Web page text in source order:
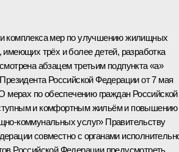
комплекса мер по улучшению жилищных
имеющих трёх и более детей, разработка
абзацем третьим подпункта «а»
Российской Федерации от 7 мая
мерах по обеспечению граждан Российской
и комфортным жильём и повышению
коммунальных услуг» Правительству
совместно с органами
Российской Федерации предусмотреть